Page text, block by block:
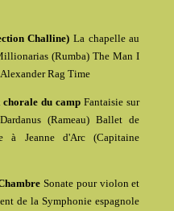
Challine) La chapelle au
(Rumba) The Man I
Rag Time
du camp Fantaisie sur
(Rameau) Ballet de
à Jeanne d'Arc (Capitaine
Sonate pour violon et
de la Symphonie espagnole